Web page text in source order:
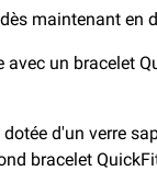
maintenant en
un bracelet
d'un verre
bracelet